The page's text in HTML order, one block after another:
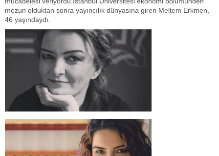
mezun olduktan sonra yayıncılık dünyasına giren Meltem Erkmen,
46 yaşındaydı.